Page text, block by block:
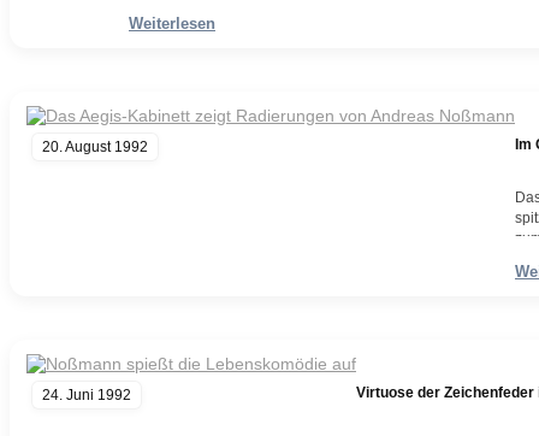
Weiterlesen
Weiterlesen
20. August 1992 Im
24. Juni 1992 Virtuose der